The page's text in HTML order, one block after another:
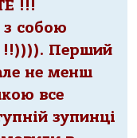
!!!
з собою
!!)))). Перший
не менш
все
зупинці